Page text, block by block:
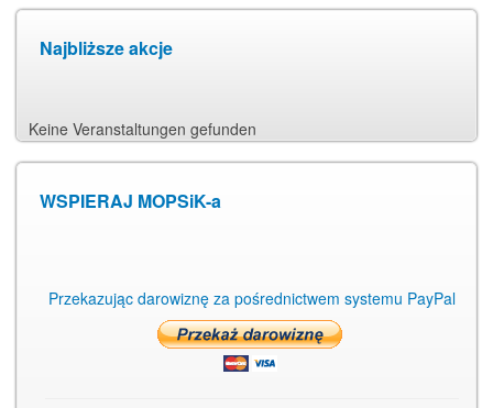
Najbliższe akcje
Keine Veranstaltungen gefunden
WSPIERAJ MOPSiK-a
Przekazując darowiznę za pośrednictwem systemu PayPal